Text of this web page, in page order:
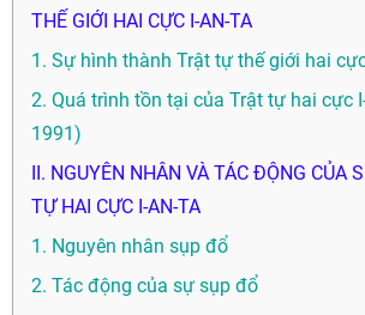
THẾ GIỚI HAI CỰC I-AN-TA
1. Sự hình thành Trật tự thế giới hai
2. Quá trình tồn tại của Trật tự hai cực
1991)
II. NGUYÊN NHÂN VÀ TÁC ĐỘNG CỦA
TỰ HAI CỰC I-AN-TA
1. Nguyên nhân sụp đổ
2. Tác động của sự sụp đổ